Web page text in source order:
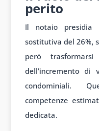
perito
Il notaio presidia
sostitutiva del 26%,
però
dell’incremento
condominiali.
competenze
dedicata.